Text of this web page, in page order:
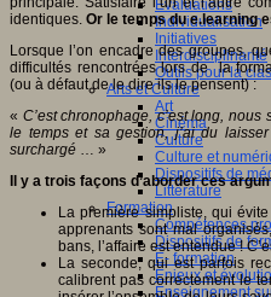
Evaluations
Individualisation
Initiatives
Interdisciplinarité
Outils pour la
Arts et Culture
Art
Cinéma
Culture
Culture et
Dispositifs de
Littérature
Formation
Compétences
Dispositifs de
E- formation
Enjeux et
Enseignement
identiques. Or le temps du e.learning
Lorsque l’on encadre des groupes,
difficultés rencontrées lors de la
(ou à défaut de le dire ils le pensent) :
« C’est chronophage, c’est long,
le temps et sa gestion, j’ai du
surchargé … »
Il y a trois façons d’aborder ces
La première simpliste, qui
apprenants sont mal
bans, l’affaire est entendue !
La seconde, qui est parfois
calibrent pas correctement le